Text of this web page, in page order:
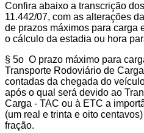
Confira abaixo a transcrição
11.442/07, com as alterações
de prazos máximos para carga
o cálculo da estadia ou hora
§ 5o O prazo máximo para
Transporte Rodoviário de
contadas da chegada do
após o qual será devido ao
Carga - TAC ou à ETC a
(um real e trinta e oito
fração.